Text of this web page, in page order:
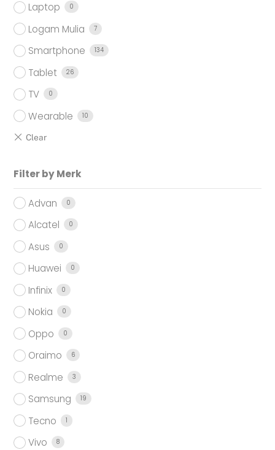
Laptop 0
Logam Mulia 7
Smartphone 134
Tablet 26
TV 0
Wearable 10
Filter by Merk
Advan 0
Alcatel 0
Asus 0
Huawei 0
Infinix 0
Nokia 0
Oppo 0
Oraimo 6
Realme 3
Samsung 19
Tecno 1
Vivo 8